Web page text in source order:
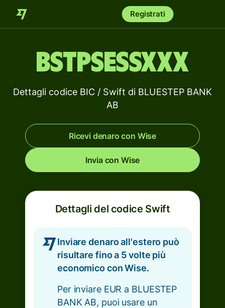
Registrati
BSTPSESSXXX
Dettagli codice BIC / Swift di BLUESTEP BANK
AB
Ricevi denaro con Wise
Invia con Wise
Dettagli del codice Swift
Inviare denaro all'estero può
risultare fino a 5 volte più
economico con Wise.
Per inviare EUR a BLUESTEP
BANK AB, puoi usare un